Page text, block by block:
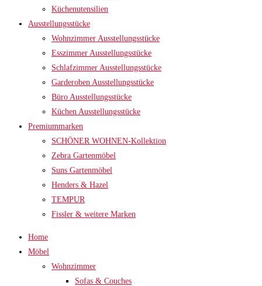
Küchenutensilien
Ausstellungsstücke
Wohnzimmer Ausstellungsstücke
Esszimmer Ausstellungsstücke
Schlafzimmer Ausstellungsstücke
Garderoben Ausstellungsstücke
Büro Ausstellungsstücke
Küchen Ausstellungsstücke
Premiummarken
SCHÖNER WOHNEN-Kollektion
Zebra Gartenmöbel
Suns Gartenmöbel
Henders & Hazel
TEMPUR
Fissler & weitere Marken
Home
Möbel
Wohnzimmer
Sofas & Couches